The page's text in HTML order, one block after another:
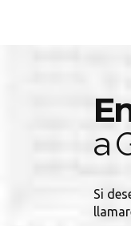
a
Si